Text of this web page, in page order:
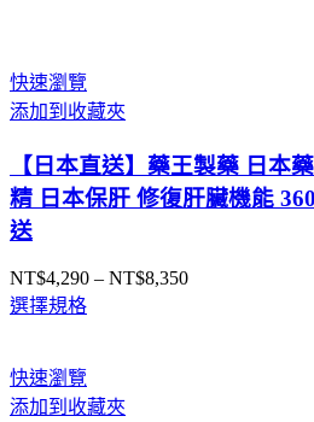
送
數
快速瀏覽
添加到收藏夾
【日本直送】藥王製藥 日本
精 日本保肝 修復肝臟機能
送
NT$4,290 – NT$8,350價
選擇規格
快速瀏覽
添加到收藏夾